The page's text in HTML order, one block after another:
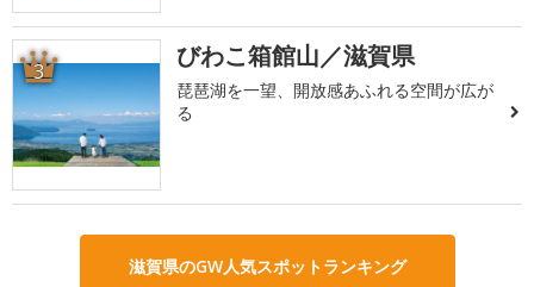
3 びわこ箱館山／滋賀県
琵琶湖を一望、開放感あふれる空間が広が
る
滋賀県のGW人気スポットランキング